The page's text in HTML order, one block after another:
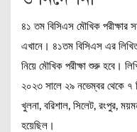
৪১ তম বিসিএস মৌখিক পরীক্ষার
এখানে। ৪১তম বিসিএস এর লিখিত
নিয়ে মৌখিক পরীক্ষা শুরু হবে।
২০২৩ সালে ২৯ নভেম্বর থেকে ৭
খুলনা, বরিশাল, সিলেট, রংপুর,
হয়েছিল।